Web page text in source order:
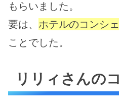
もらいました。
要は、 ホテルのコンシ
ことでした。
リリィさんの